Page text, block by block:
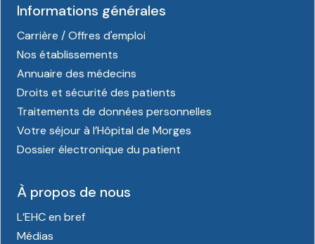
Informations générales
Carrière / Offres d'emploi
Nos établissements
Annuaire des médecins
Droits et sécurité des patients
Traitements de données personnelles
Votre séjour à l’Hôpital de Morges
Dossier électronique du patient
À propos de nous
L’EHC en bref
Médias